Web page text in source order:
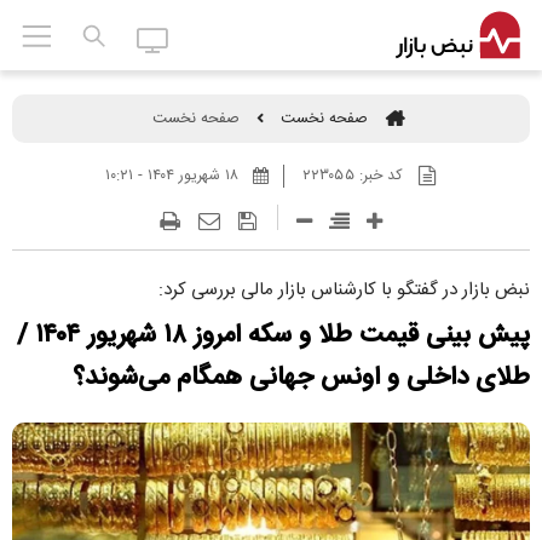
صفحه نخست صفحه نخست
کد خبر: ۲۲۳۰۵۵
نبض بازار در گفتگو با کارشناس بازار مالی بررسی کرد:
پیش بینی قیمت طلا و سکه امروز ۱۸ شهریور ۱۴۰۴ /
طلای داخلی و اونس جهانی همگام می‌شوند؟